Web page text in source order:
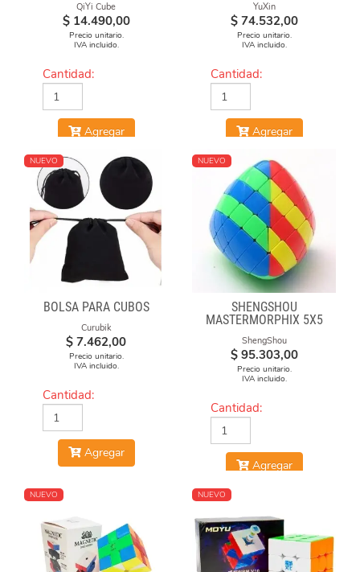
QiYi Cube
$ 14.490,00
Precio unitario.
IVA incluido.
Cantidad:
Agregar
YuXin
$ 74.532,00
Precio unitario.
IVA incluido.
Cantidad:
Agregar
NUEVO
BOLSA PARA CUBOS
Curubik
$ 7.462,00
Precio unitario.
IVA incluido.
Cantidad:
Agregar
NUEVO
SHENGSHOU
MASTERMORPHIX 5X5
STICKERLESS
ShengShou
$ 95.303,00
Precio unitario.
IVA incluido.
Cantidad:
Agregar
NUEVO NUEVO